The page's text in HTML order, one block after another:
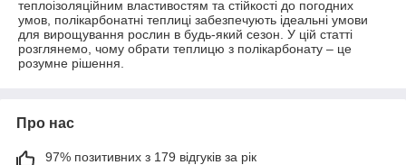
теплоізоляційним властивостям та стійкості до погодних
умов, полікарбонатні теплиці забезпечують ідеальні умови
для вирощування рослин в будь-який сезон. У цій статті
розглянемо, чому обрати теплицю з полікарбонату – це
розумне рішення.
Про нас
97% позитивних з 179 відгуків за рік